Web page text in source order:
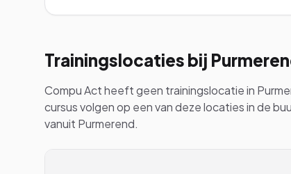
Trainingslocaties bij
Compu Act heeft geen trainingslocatie in
cursus volgen op een van deze locaties in de
vanuit Purmerend.